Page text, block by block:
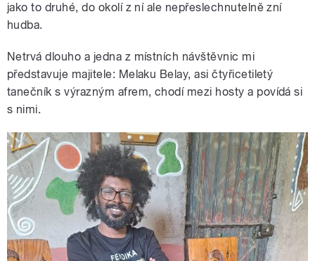
jako to druhé, do okolí z ní ale nepřeslechnutelně zní
hudba.
Netrvá dlouho a jedna z místních návštěvnic mi
představuje majitele: Melaku Belay, asi čtyřicetiletý
tanečník s výrazným afrem, chodí mezi hosty a povídá si
s nimi.